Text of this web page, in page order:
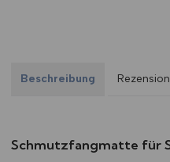
Beschreibung
Schmutzfangmatte für